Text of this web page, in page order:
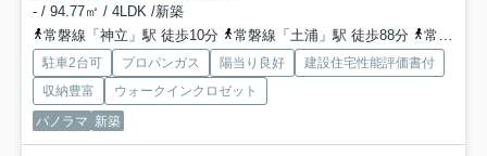
- / 94.77㎡ / 4LDK /新築
常磐線「神立」駅 徒歩10分
常磐線「土浦」駅 徒歩88分 常磐線「高浜」駅 徒歩99分
駐車2台可 プロパンガス 陽当り良好
建設住宅性能評価書付
収納豊富
ウォークインクロゼット
パノラマ 新築